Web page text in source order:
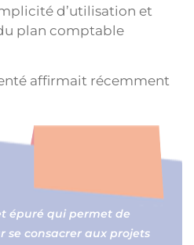
d’utilisation et
plan comptable
affirmait récemment
épuré qui permet de
se consacrer aux projets